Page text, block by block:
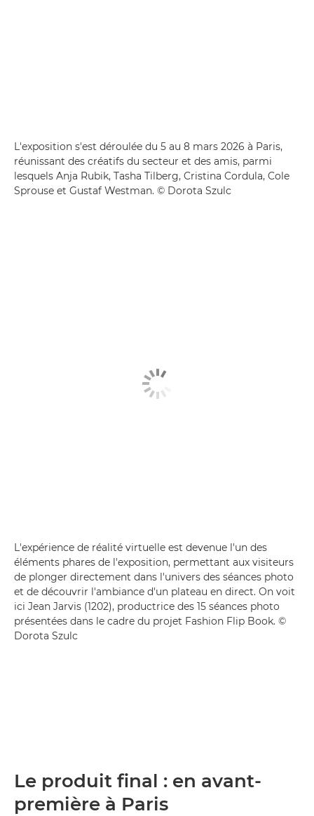
L'exposition s'est déroulée du 5 au 8 mars 2026 à Paris,
réunissant des créatifs du secteur et des amis, parmi
lesquels Anja Rubik, Tasha Tilberg, Cristina Cordula, Cole
Sprouse et Gustaf Westman. © Dorota Szulc
L'expérience de réalité virtuelle est devenue l'un des
éléments phares de l'exposition, permettant aux visiteurs
de plonger directement dans l'univers des séances photo
et de découvrir l'ambiance d'un plateau en direct. On voit
ici Jean Jarvis (1202), productrice des 15 séances photo
présentées dans le cadre du projet Fashion Flip Book. ©
Dorota Szulc
Le produit final : en avant-
première à Paris